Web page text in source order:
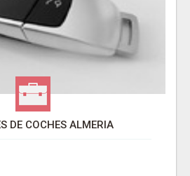
DE COCHES ALMERIA